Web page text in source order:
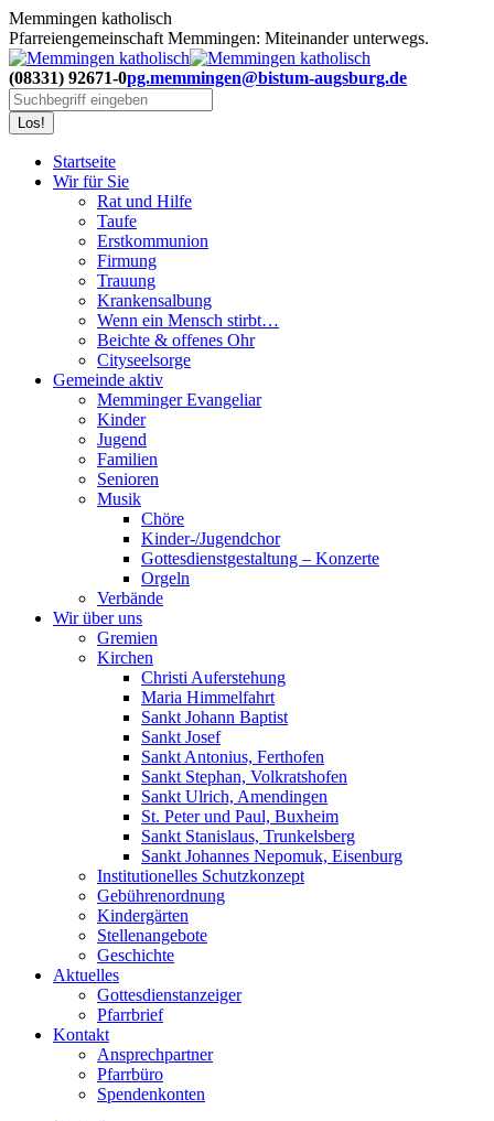
Zum
Inhalt
springen
Memmingen katholisch
Pfarreiengemeinschaft Memmingen: Miteinander unterwegs.
(08331) 92671-0pg.memmingen@bistum-augsburg.de
Search:
Startseite
Wir für Sie
Rat und Hilfe
Taufe
Erstkommunion
Firmung
Trauung
Krankensalbung
Wenn ein Mensch stirbt…
Beichte & offenes Ohr
Cityseelsorge
Gemeinde aktiv
Memminger Evangeliar
Kinder
Jugend
Familien
Senioren
Musik
Chöre
Kinder-/Jugendchor
Gottesdienstgestaltung – Konzerte
Orgeln
Verbände
Wir über uns
Gremien
Kirchen
Christi Auferstehung
Maria Himmelfahrt
Sankt Johann Baptist
Sankt Josef
Sankt Antonius, Ferthofen
Sankt Stephan, Volkratshofen
Sankt Ulrich, Amendingen
St. Peter und Paul, Buxheim
Sankt Stanislaus, Trunkelsberg
Sankt Johannes Nepomuk, Eisenburg
Institutionelles Schutzkonzept
Gebührenordnung
Kindergärten
Stellenangebote
Geschichte
Aktuelles
Gottesdienstanzeiger
Pfarrbrief
Kontakt
Ansprechpartner
Pfarrbüro
Spendenkonten